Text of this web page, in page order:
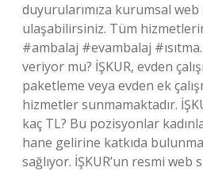
duyurularımıza kurumsal
ulaşabilirsiniz. Tüm
#ambalaj #evambalaj
veriyor mu? İŞKUR, evden
paketleme veya evden ek
hizmetler sunmamaktadır.
kaç TL? Bu pozisyonlar
hane gelirine katkıda
sağlıyor. İŞKUR’un resmi web